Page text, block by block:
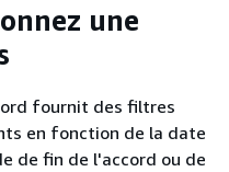
une
fournit des filtres
en fonction de la date
de fin de l'accord ou de